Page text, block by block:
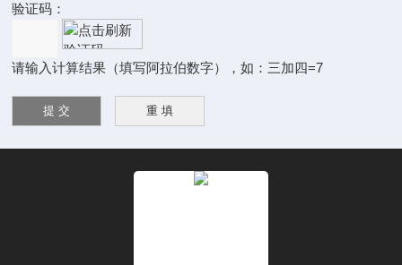
验证码：
请输入计算结果（填写阿拉伯数字），如：三加四=7